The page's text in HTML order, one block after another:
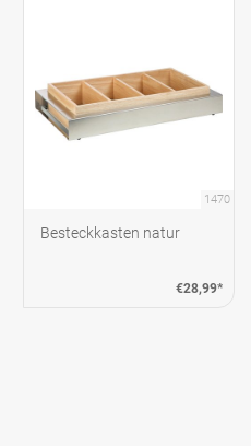
1470
Besteckkasten natur
€28,99*